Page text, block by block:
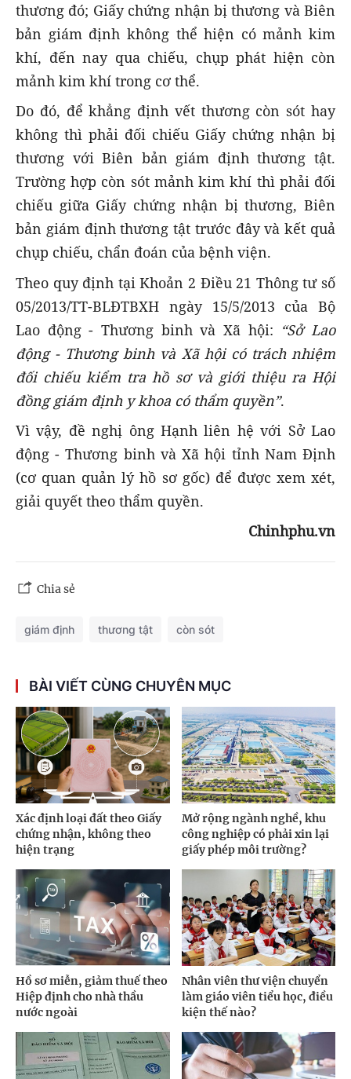
thương đó; Giấy chứng nhận bị thương và Biên
bản giám định không thể hiện có mảnh kim
khí, đến nay qua chiếu, chụp phát hiện còn
mảnh kim khí trong cơ thể.
Do đó, để khẳng định vết thương còn sót hay
không thì phải đối chiếu Giấy chứng nhận bị
thương với Biên bản giám định thương tật.
Trường hợp còn sót mảnh kim khí thì phải đối
chiếu giữa Giấy chứng nhận bị thương, Biên
bản giám định thương tật trước đây và kết quả
chụp chiếu, chẩn đoán của bệnh viện.
Theo quy định tại Khoản 2 Điều 21 Thông tư số
05/2013/TT-BLĐTBXH ngày 15/5/2013 của Bộ
Lao động - Thương binh và Xã hội: “Sở Lao
động - Thương binh và Xã hội có trách nhiệm
đối chiếu kiểm tra hồ sơ vàgiới thiệu ra Hội
đồng giám định y khoa có thẩm quyền”.
Vì vậy, đề nghị ông Hạnh liên hệ với Sở Lao
động - Thương binh và Xã hội tỉnh Nam Định
(cơ quan quản lý hồ sơ gốc) để được xem xét,
giải quyết theo thẩm quyền.
Chinhphu.vn
Chia sẻ
giám định thương tật còn sót
BÀI VIẾT CÙNG CHUYÊN MỤC
Xác định loại đất theo Giấy
chứng nhận, không theo
hiện trạng
Mở rộng ngành nghề, khu
công nghiệp có phải xin lại
giấy phép môi trường?
Hồ sơ miễn, giảm thuế theo
Hiệp định cho nhà thầu
nước ngoài
Nhân viên thư viện chuyển
làm giáo viên tiểu học, điều
kiện thế nào?